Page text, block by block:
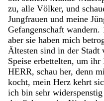
zu, alle Völker, und
Jungfrauen und meine
Gefangenschaft wandern.
aber sie haben mich
Ältesten sind in der Stadt
Speise erbettelten, um ihr
HERR, schau her, denn
kocht, mein Herz kehrt
ich bin sehr widerspenstig